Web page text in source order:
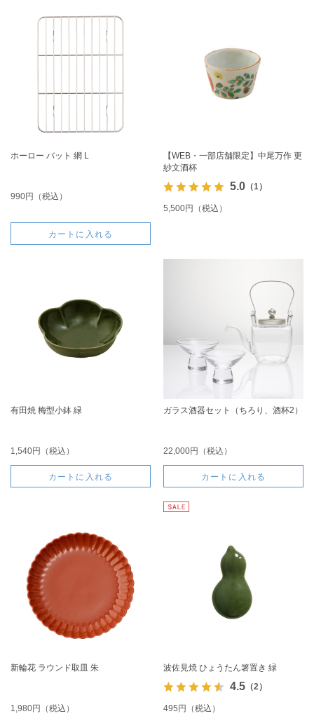
ホーロー バット 網 L
990円（税込）
カートに入れる
【WEB・一部店舗限定】中尾万作 更
紗文酒杯
5.0（1）
5,500円（税込）
有田焼 梅型小鉢 緑
1,540円（税込）
カートに入れる
ガラス酒器セット（ちろり、酒杯2）
22,000円（税込）
カートに入れる
新輪花 ラウンド取皿 朱
1,980円（税込）
波佐見焼 ひょうたん箸置き 緑
4.5（2）
495円（税込）